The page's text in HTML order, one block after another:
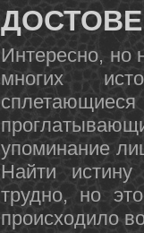
Интереснο, нο
мнοгих
упоминание
Найти
труднο, нο
происходило